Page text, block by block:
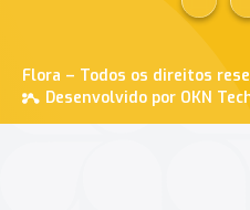
Flora – Todos os direitos
Desenvolvido por OKN